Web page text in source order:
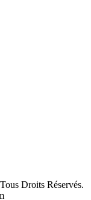
Droits Réservés.